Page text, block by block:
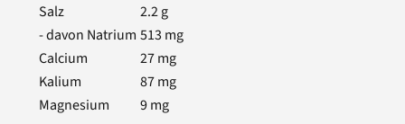
Salz
2.2g
- davon Natrium 513 mg
Calcium
27mg
Kalium
87mg
Magnesium
9mg